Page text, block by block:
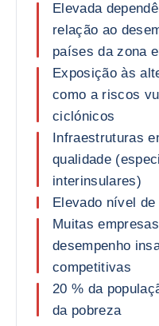
Elevada
relação ao
países da zona
Exposição às
como a riscos
ciclónicos
Infraestruturas
qualidade
interinsulares)
Elevado nível
Muitas
desempenho
competitivas
20 % da
da pobreza